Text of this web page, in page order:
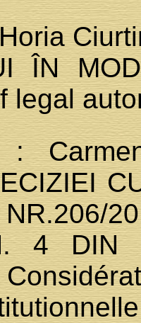
ÎN
legal
4 DIN